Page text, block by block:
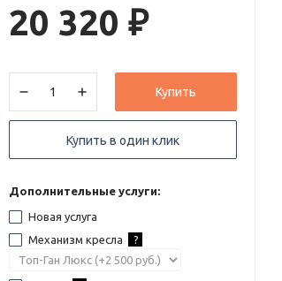
20 320 ₽
Купить
Купить в один клик
Дополнительные услуги:
Новая услуга
Механизм кресла
?